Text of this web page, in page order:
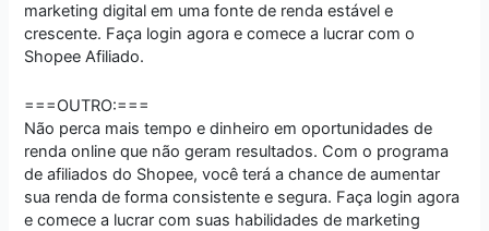
marketing digital em uma fonte de renda estável e
crescente. Faça login agora e comece a lucrar com o
Shopee Afiliado.
===OUTRO:===
Não perca mais tempo e dinheiro em oportunidades de
renda online que não geram resultados. Com o programa
de afiliados do Shopee, você terá a chance de aumentar
sua renda de forma consistente e segura. Faça login agora
e comece a lucrar com suas habilidades de marketing